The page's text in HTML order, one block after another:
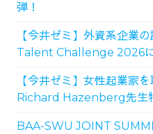
弾！
【今井ゼミ】外資系企業
Talent Challenge 2026に
【今井ゼミ】女性起業家
Richard Hazenberg先生
BAA-SWU JOINT